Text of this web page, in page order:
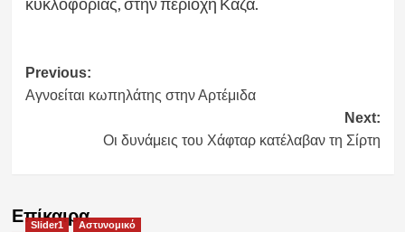
Post
navigation
Previous:
Αγνοείται κωπηλάτης στην Αρτέμιδα
Next:
Οι δυνάμεις του Χάφταρ κατέλαβαν τη Σίρτη
Επίκαιρα
Slider1 Αστυνομικό